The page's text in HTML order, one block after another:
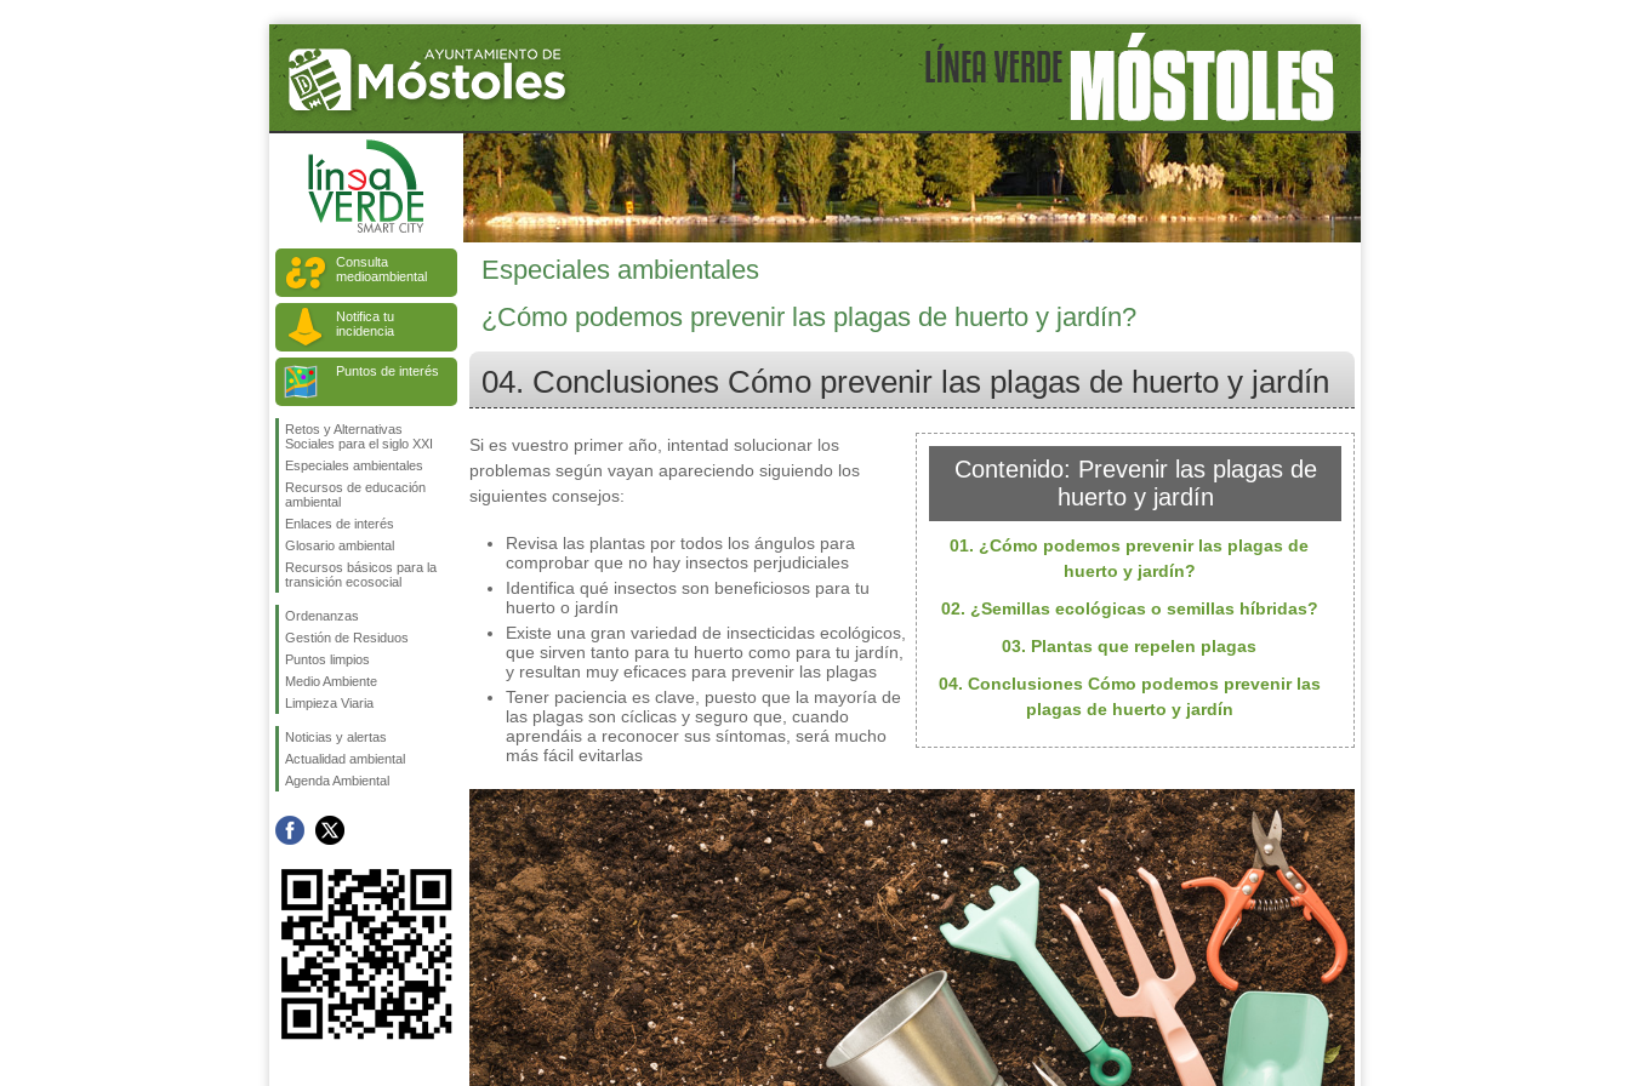
Consulta
medioambiental
Notifica tu
incidencia
Puntos de interés
Retos y Alternativas
Sociales para el siglo XXI
Especiales ambientales
Recursos de educación
ambiental
Enlaces de interés
Glosario ambiental
Recursos básicos para la
transición ecosocial
Ordenanzas
Gestión de Residuos
Puntos limpios
Medio Ambiente
Limpieza Viaria
Noticias y alertas
Actualidad ambiental
Agenda Ambiental
Especiales ambientales
¿Cómo podemos prevenir las plagas de huerto y jardín?
04. Conclusiones Cómo prevenir las plagas de huerto y jardín
Contenido: Prevenir las plagas de
huerto y jardín
01. ¿Cómo podemos prevenir las plagas de
huerto y jardín?
02. ¿Semillas ecológicas o semillas híbridas?
03. Plantas que repelen plagas
04. Conclusiones Cómo podemos prevenir las
plagas de huerto y jardín
Si es vuestro primer año, intentad solucionar los
problemas según vayan apareciendo siguiendo los
siguientes consejos:
Revisa las plantas por todos los ángulos para
comprobar que no hay insectos perjudiciales
Identifica qué insectos son beneficiosos para tu
huerto o jardín
Existe una gran variedad de insecticidas ecológicos,
que sirven tanto para tu huerto como para tu jardín,
y resultan muy eficaces para prevenir las plagas
Tener paciencia es clave, puesto que la mayoría de
las plagas son cíclicas y seguro que, cuando
aprendáis a reconocer sus síntomas, será mucho
más fácil evitarlas